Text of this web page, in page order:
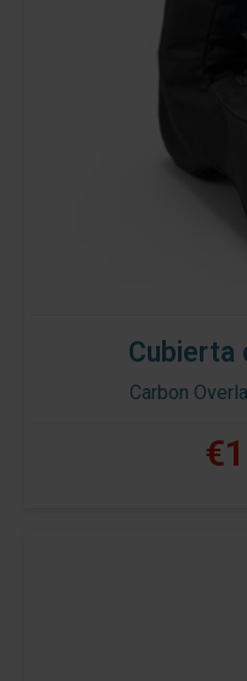
Cubierta
Carbon